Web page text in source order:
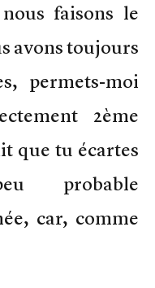
faisons le
avons toujours
permets-moi
2ème
que tu écartes
probable
car, comme